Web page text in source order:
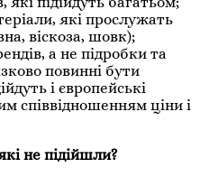
які прослужать
віскоза, шовк);
а не підробки та
повинні бути
і європейські
співвідношенням ціни і
не підійшли?